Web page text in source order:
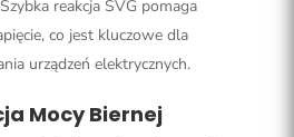
reakcja SVG pomaga
co jest kluczowe dla
urządzeń elektrycznych.
Mocy Biernej